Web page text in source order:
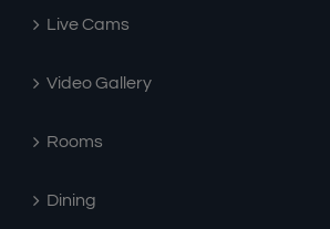
Live Cams
Video Gallery
Rooms
Dining